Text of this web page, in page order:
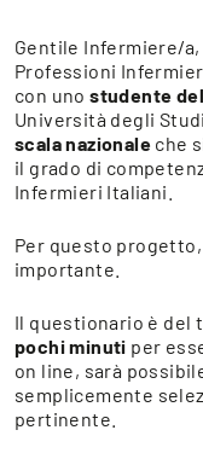
Gentile Infermiere/a,
Professioni
con unostudente
Università degli
scala nazionale che
il grado di
Infermieri Italiani.
Per questo
importante.
Il questionario è
pochi minuti per
on line, sarà
semplicemente
pertinente.